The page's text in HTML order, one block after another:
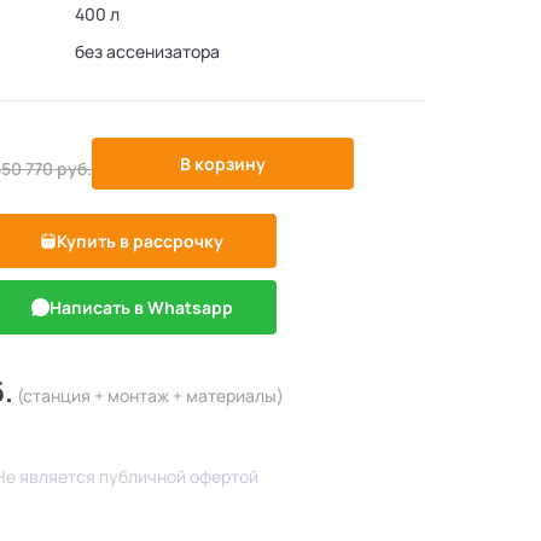
400 л
без ассенизатора
770руб. В корзину
Купить в рассрочку
Написать в Whatsapp
(станция + монтаж + материалы)
является публичной офертой